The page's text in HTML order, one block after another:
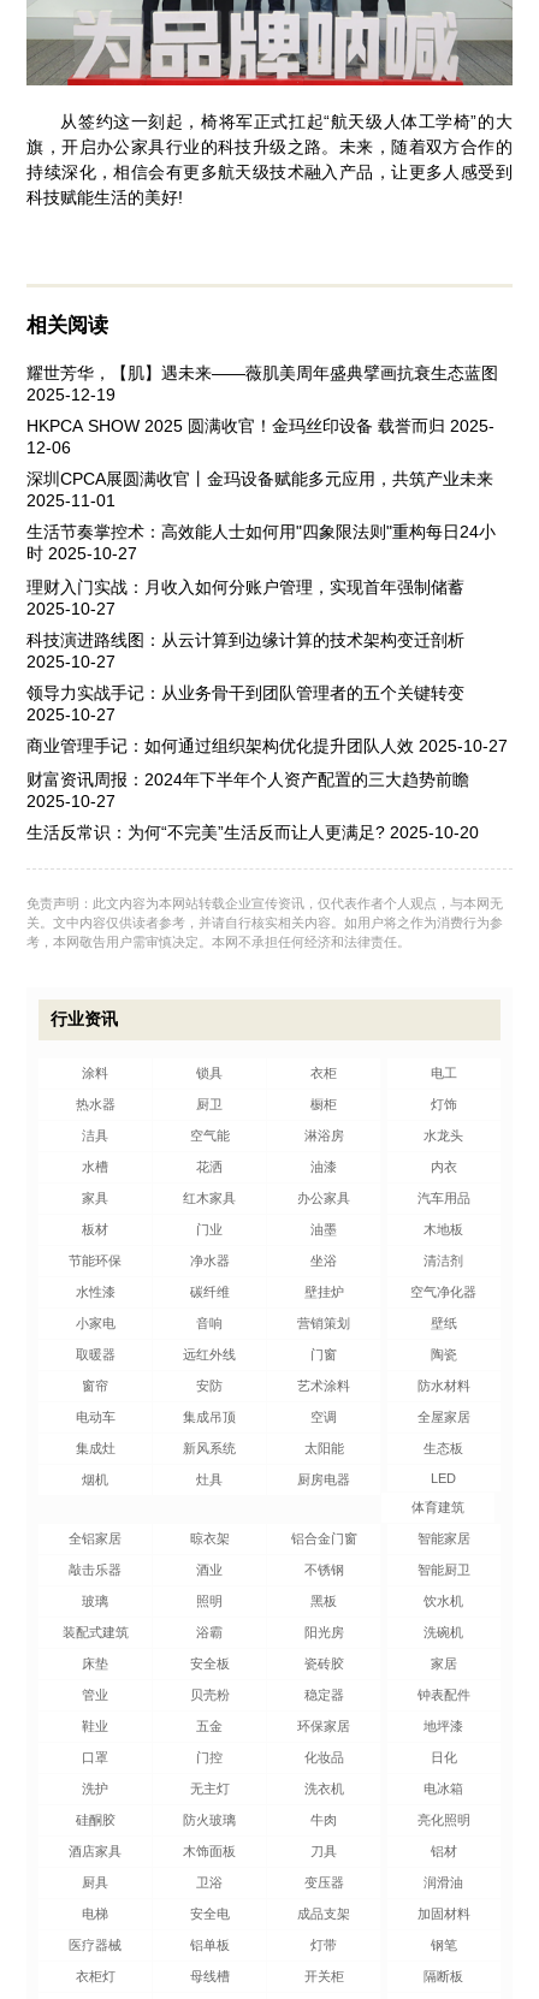
从签约这一刻起，椅将军正式扛起“航天级人体工学椅”的大
旗，开启办公家具行业的科技升级之路。未来，随着双方合作的
持续深化，相信会有更多航天级技术融入产品，让更多人感受到
科技赋能生活的美好!
相关阅读
耀世芳华，【肌】遇未来——薇肌美周年盛典擘画抗衰生态蓝图
2025-12-19
HKPCA SHOW 2025 圆满收官！金玛丝印设备 载誉而归 2025-
12-06
深圳CPCA展圆满收官丨金玛设备赋能多元应用，共筑产业未来
2025-11-01
生活节奏掌控术：高效能人士如何用"四象限法则"重构每日24小
时 2025-10-27
理财入门实战：月收入如何分账户管理，实现首年强制储蓄
2025-10-27
科技演进路线图：从云计算到边缘计算的技术架构变迁剖析
2025-10-27
领导力实战手记：从业务骨干到团队管理者的五个关键转变
2025-10-27
商业管理手记：如何通过组织架构优化提升团队人效 2025-10-27
财富资讯周报：2024年下半年个人资产配置的三大趋势前瞻
2025-10-27
生活反常识：为何“不完美”生活反而让人更满足? 2025-10-20
免责声明：此文内容为本网站转载企业宣传资讯，仅代表作者个人观点，与本网无
关。文中内容仅供读者参考，并请自行核实相关内容。如用户将之作为消费行为参
考，本网敬告用户需审慎决定。本网不承担任何经济和法律责任。
行业资讯
涂料 锁具 衣柜 电工
热水器 厨卫 橱柜 灯饰
洁具 空气能 淋浴房 水龙头
水槽 花洒 油漆 内衣
家具 红木家具 办公家具 汽车用品
板材 门业 油墨 木地板
节能环保 净水器 坐浴 清洁剂
水性漆 碳纤维 壁挂炉 空气净化器
小家电 音响 营销策划 壁纸
取暖器 远红外线 门窗 陶瓷
窗帘 安防 艺术涂料 防水材料
电动车 集成吊顶 空调 全屋家居
集成灶 新风系统 太阳能 生态板
烟机 灶具 厨房电器
LED
体育建筑
全铝家居 晾衣架 智能家居
铝合金门窗
敲击乐器 酒业 智能厨卫
不锈钢
玻璃 照明 饮水机
黑板
装配式建筑 浴霸 洗碗机
阳光房
床垫 安全板 家居
瓷砖胶
管业 贝壳粉 钟表配件
稳定器
鞋业 五金 地坪漆
环保家居
口罩 门控 日化
化妆品
洗护 无主灯 电冰箱
洗衣机
硅酮胶 防火玻璃 亮化照明
牛肉
酒店家具 木饰面板 铝材
刀具
厨具 卫浴 润滑油
变压器
电梯 安全电 加固材料
成品支架
医疗器械 铝单板 钢笔
灯带
衣柜灯 母线槽 隔断板
开关柜